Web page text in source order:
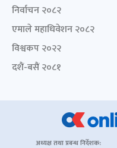
निर्वाचन २०८२
एमाले महाधिवेशन २०८२
विश्वकप २०२२
दशैं-बसैं २०८१
अध्यक्ष तथा प्रबन्ध निर्देशक: